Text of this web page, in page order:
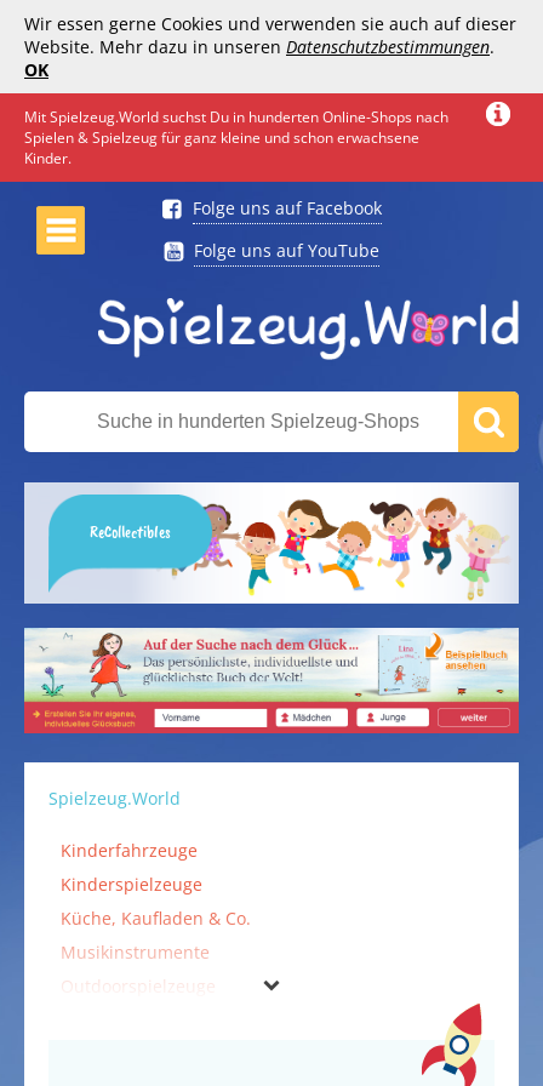
Wir essen gerne Cookies und verwenden sie auch auf dieser
Website. Mehr dazu in unseren Datenschutzbestimmungen.
OK
Mit Spielzeug.World suchst Du in hunderten Online-Shops nach
Spielen & Spielzeug für ganz kleine und schon erwachsene
Kinder.
Folge uns auf Facebook
Folge uns auf YouTube
ReCollectibles
Spielzeug.World
Kinderfahrzeuge
Kinderspielzeuge
Küche, Kaufladen & Co.
Musikinstrumente
Outdoorspielzeuge